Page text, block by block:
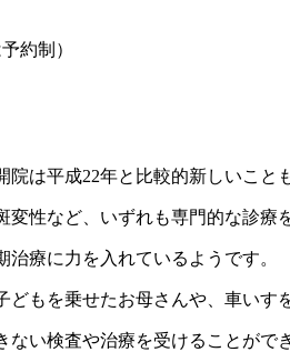
約制）
は平成22年と比較的新しいこと
性など、いずれも専門的な診療
療に力を入れているようです。
もを乗せたお母さんや、車いす
い検査や治療を受けることがで